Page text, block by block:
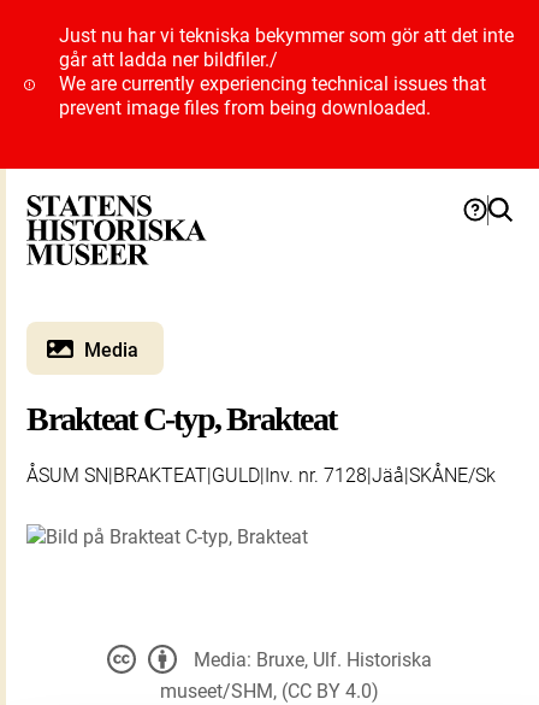
Just nu har vi tekniska bekymmer som gör att det inte
går att ladda ner bildfiler./
We are currently experiencing technical issues that
prevent image files from being downloaded.
Media
Brakteat C-typ, Brakteat
ÅSUM SN|BRAKTEAT|GULD|Inv. nr. 7128|Jäå|SKÅNE/Sk
Media: Bruxe, Ulf. Historiska
museet/SHM, (CC BY 4.0)